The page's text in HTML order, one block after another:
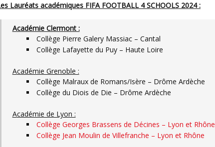
Les Lauréats académiques FIFA FOOTBALL 4 SCHOOLS 2024 :
Académie Clermont :
Collège Pierre Galery Massiac – Cantal
Collège Lafayette du Puy – Haute Loire
Académie Grenoble :
Collège Malraux de Romans/Isère – Drôme Ardèche
Collège du Diois de Die – Drôme Ardèche
Académie de Lyon :
Collège Georges Brassens de Décines – Lyon et Rhône
Collège Jean Moulin de Villefranche – Lyon et Rhône